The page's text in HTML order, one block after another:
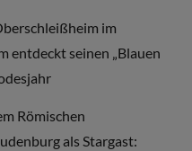
im
entdeckt seinen „Blauen
Römischen
als Stargast: